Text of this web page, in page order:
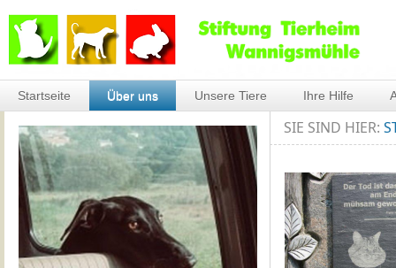
Startseite Über uns Unsere Tiere Ihre Hilfe
SIE SIND HIER: